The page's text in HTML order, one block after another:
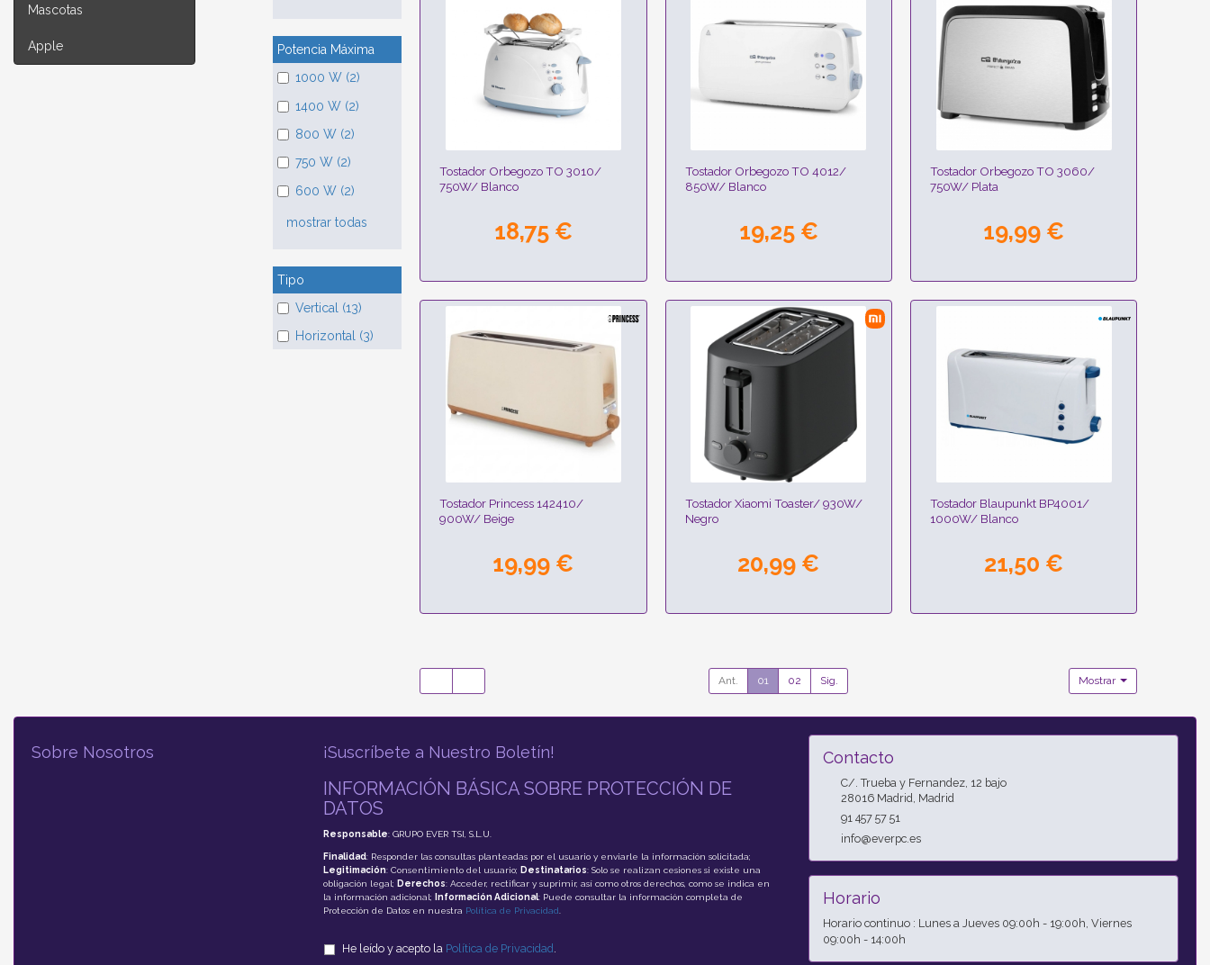
Mascotas
Apple
Potencia Máxima
1000 W (2)
1400 W (2)
800 W (2)
750 W (2)
600 W (2)
mostrar todas
Tipo
Vertical (13)
Horizontal (3)
Tostador Orbegozo TO 3010/
750W/ Blanco
18,75 €
Tostador Orbegozo TO 4012/
850W/ Blanco
19,25 €
Tostador Orbegozo TO 3060/
750W/ Plata
19,99 €
Tostador Princess 142410/
900W/ Beige
19,99 €
Tostador Xiaomi Toaster/ 930W/
Negro
20,99 €
Tostador Blaupunkt BP4001/
1000W/ Blanco
21,50 €
Ant. 01 02 Sig. Mostrar
Sobre Nosotros ¡Suscríbete a Nuestro Boletín!
INFORMACIÓN BÁSICA SOBRE PROTECCIÓN DE
DATOS
Responsable: GRUPO EVER TSI, S.L.U.
Finalidad: Responder las consultas planteadas por el usuario y enviarle la información solicitada;
Legitimación: Consentimiento del usuario; Destinatarios: Solo se realizan cesiones si existe una
obligación legal; Derechos: Acceder, rectificar y suprimir, así como otros derechos, como se indica en
la información adicional;
Información Adicional: Puede consultar la información completa de
Protección de Datos en nuestra Política de Privacidad
He leído y acepto la Política de Privacidad
Contacto
C/. Trueba y Fernandez, 12 bajo
28016 Madrid Madrid
91 457 57 51
info@everpc.es
Horario
Horario continuo : Lunes a Jueves 09:00h - 19:00h, Viernes
09:00h - 14:00h